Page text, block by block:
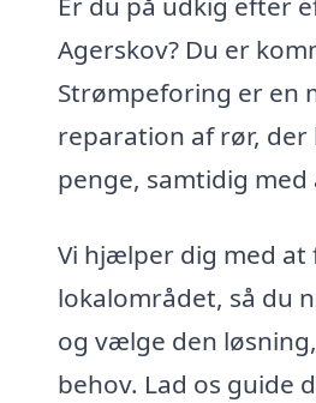
Agerskov? Du er
Strømpeforing er en
reparation af rør, der
penge, samtidig
Vi hjælper dig med at
lokalområdet, så du
og vælge den
behov. Lad os guide